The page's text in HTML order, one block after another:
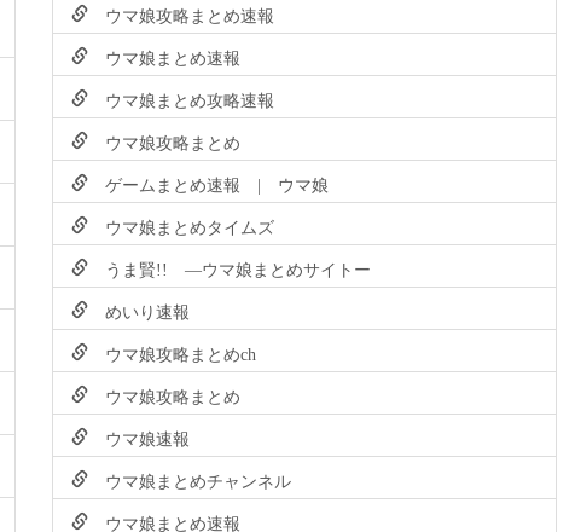
ウマ娘攻略まとめ速報
ウマ娘まとめ速報
ウマ娘まとめ攻略速報
ウマ娘攻略まとめ
ゲームまとめ速報 | ウマ娘
ウマ娘まとめタイムズ
うま賢!! ―ウマ娘まとめサイトー
めいり速報
ウマ娘攻略まとめch
ウマ娘攻略まとめ
ウマ娘速報
ウマ娘まとめチャンネル
ウマ娘まとめ速報